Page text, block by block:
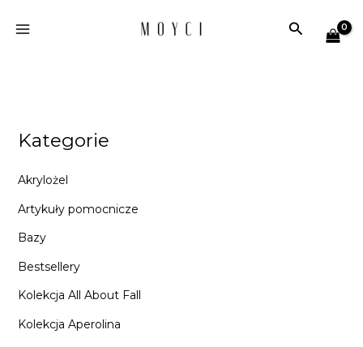
Szukaj
Kategorie
Akrylożel
Artykuły pomocnicze
Bazy
Bestsellery
Kolekcja All About Fall
Kolekcja Aperolina